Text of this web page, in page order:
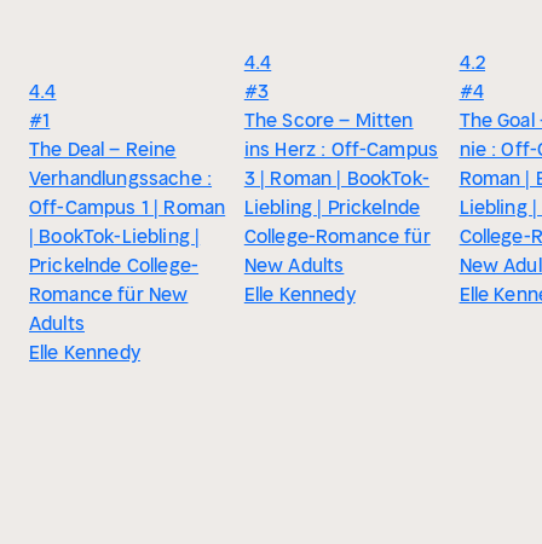
4.4
#1
The Deal – Reine
Verhandlungssache :
Off-Campus 1 | Roman
| BookTok-Liebling |
Prickelnde College-
Romance für New
Adults
Elle Kennedy
4.4
#3
The Score – Mitten
ins Herz : Off-Campus
3 | Roman | BookTok-
Liebling | Prickelnde
College-Romance für
New Adults
Elle Kennedy
4.2
#4
The
nie : Off-
Roman |
Liebling
College-
New
Elle